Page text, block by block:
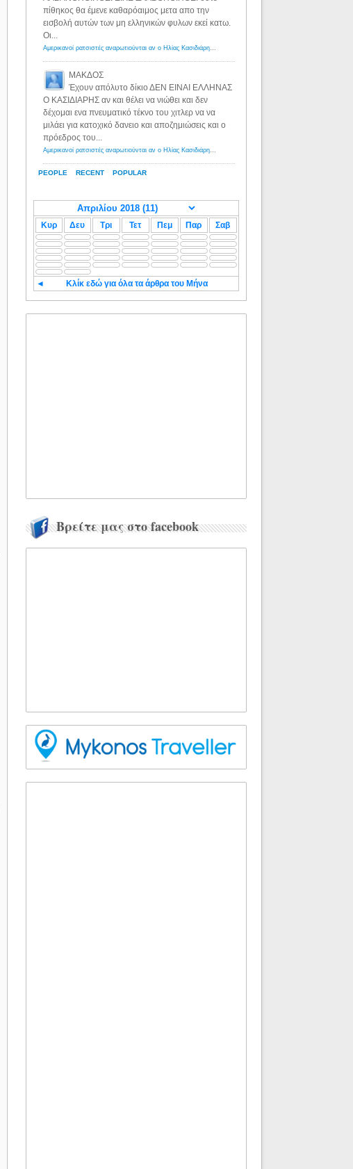
PEOPLE RECENT POPULAR
πίθηκος θα έμενε καθαρόαιμος μετα απο την
εισβολή αυτών των μη ελληνικών φυλων εκεί κατω.
Οι...
Αμερικανοί ρατσιστές αναρωτιούνται αν ο Ηλίας Κασιδιάρης ανήκει στη λευκή φυλή... - Λόγιος Ερμής
ΜΑΚΔΟΣ
Έχουν απόλυτο δίκιο ΔΕΝ ΕΙΝΑΙ ΕΛΛΗΝΑΣ
Ο ΚΑΣΙΔΙΑΡΗΣ αν και θέλει να νιώθει και δεν
δέχομαι ενα πνευματικό τέκνο του χιτλερ να να
μιλάει για κατοχικό δανειο και αποζημιώσεις και ο
πρόεδρος του...
Αμερικανοί ρατσιστές αναρωτιούνται αν ο Ηλίας Κασιδιάρης ανήκει στη λευκή φυλή... - Λόγιος Ερμής
Κυρ Δευ Τρι Τετ Πεμ Παρ Σαβ
◄ Κλίκ εδώ για όλα τα άρθρα του Μήνα
Βρείτε μας στο facebook